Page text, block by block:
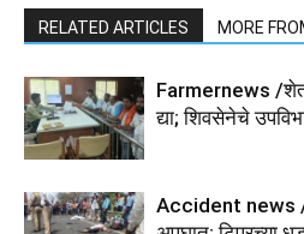
RELATED ARTICLES MORE
Farmernews /
द्या; शिवसेनेचे
Accident news /